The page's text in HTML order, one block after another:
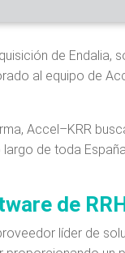
de Endalia,
al equipo de
Accel–KRR
de toda
de
líder de